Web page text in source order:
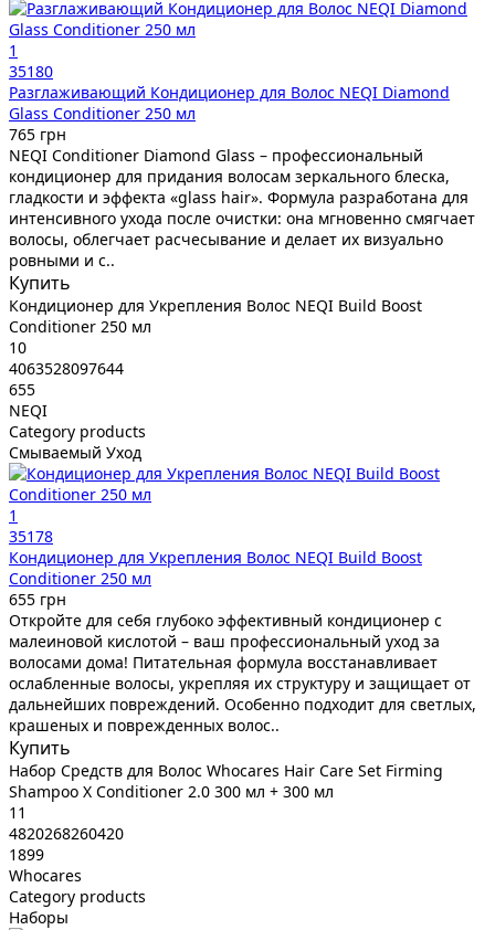
1
35180
Разглаживающий Кондиционер для Волос NEQI Diamond
Glass Conditioner 250 мл
765 грн
NEQI Conditioner Diamond Glass – профессиональный
кондиционер для придания волосам зеркального блеска,
гладкости и эффекта «glass hair». Формула разработана для
интенсивного ухода после очистки: она мгновенно смягчает
волосы, облегчает расчесывание и делает их визуально
ровными и с..
Купить
Кондиционер для Укрепления Волос NEQI Build Boost
Conditioner 250 мл
10
4063528097644
655
NEQI
Category products
Смываемый Уход
1
35178
Кондиционер для Укрепления Волос NEQI Build Boost
Conditioner 250 мл
655 грн
Откройте для себя глубоко эффективный кондиционер с
малеиновой кислотой – ваш профессиональный уход за
волосами дома! Питательная формула восстанавливает
ослабленные волосы, укрепляя их структуру и защищает от
дальнейших повреждений. Особенно подходит для светлых,
крашеных и поврежденных волос..
Купить
Набор Средств для Волос Whocares Hair Care Set Firming
Shampoo X Conditioner 2.0 300 мл + 300 мл
11
4820268260420
1899
Whocares
Category products
Наборы